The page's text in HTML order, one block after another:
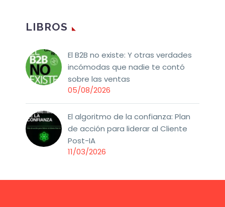
LIBROS
El B2B no existe: Y otras verdades
incómodas que nadie te contó
sobre las ventas
05/08/2026
El algoritmo de la confianza: Plan
de acción para liderar al Cliente
Post-IA
11/03/2026